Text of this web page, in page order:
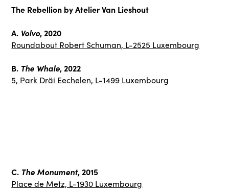
The Rebellion by Atelier Van Lieshout
A. Volvo, 2020
Roundabout Robert Schuman, L-2525 Luxembourg
B. The Whale, 2022
5, Park Dräi Eechelen, L-1499 Luxembourg
C. The Monument, 2015
Place de Metz, L-1930 Luxembourg